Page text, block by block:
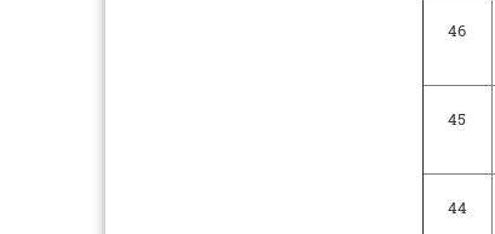
46
45
44